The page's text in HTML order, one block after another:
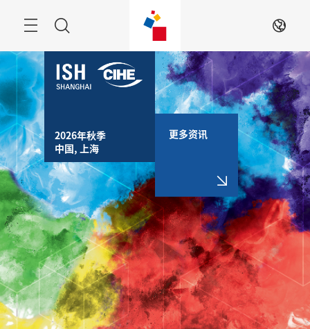
索
ZH
2026年秋季
中国, 上海
更多资讯